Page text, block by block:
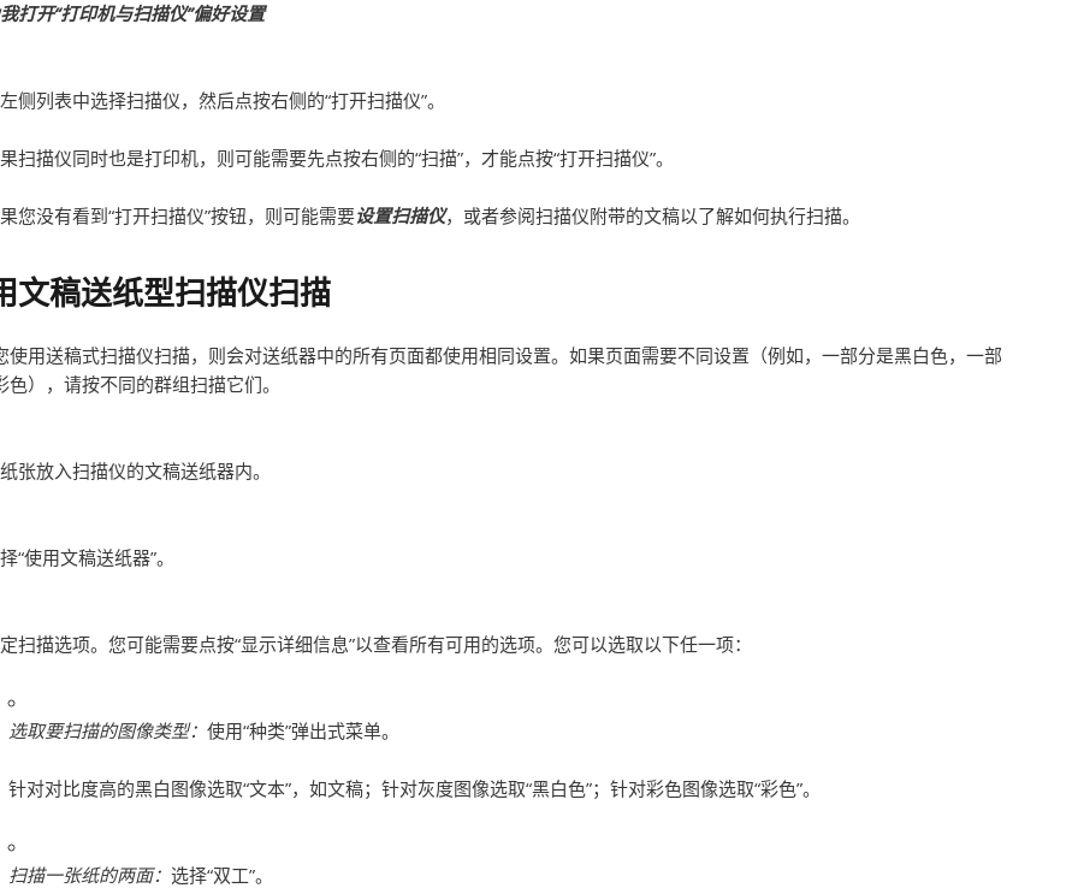
打开“打印机与扫描仪”偏好设置
侧列表中选择扫描仪，然后点按右侧的“打开扫描仪”。
扫描仪同时也是打印机，则可能需要先点按右侧的“扫描”，才能点按“打开扫描仪”。
您没有看到“打开扫描仪”按钮，则可能需要设置扫描仪，或者参阅扫描仪附带的文稿以了解如何执行扫描。
文稿送纸型扫描仪扫描
使用送稿式扫描仪扫描，则会对送纸器中的所有页面都使用相同设置。如果页面需要不同设置（例如，一部分是黑白色，一部
色），请按不同的群组扫描它们。
张放入扫描仪的文稿送纸器内。
“使用文稿送纸器”。
扫描选项。您可能需要点按“显示详细信息”以查看所有可用的选项。您可以选取以下任一项：
选取要扫描的图像类型： 使用“种类”弹出式菜单。
针对对比度高的黑白图像选取“文本”，如文稿；针对灰度图像选取“黑白色”；针对彩色图像选取“彩色”。
扫描一张纸的两面： 选择“双工”。